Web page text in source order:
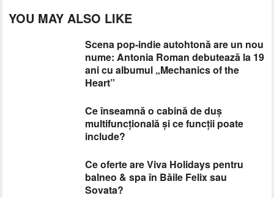
YOU MAY ALSO LIKE
Scena pop-indie autohtonă are un nou
nume: Antonia Roman debutează la 19
ani cu albumul „Mechanics of the
Heart”
Ce înseamnă o cabină de duș
multifuncțională și ce funcții poate
include?
Ce oferte are Viva Holidays pentru
balneo & spa în Băile Felix sau
Sovata?